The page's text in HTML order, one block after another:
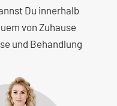
Du innerhalb
von Zuhause
und Behandlung